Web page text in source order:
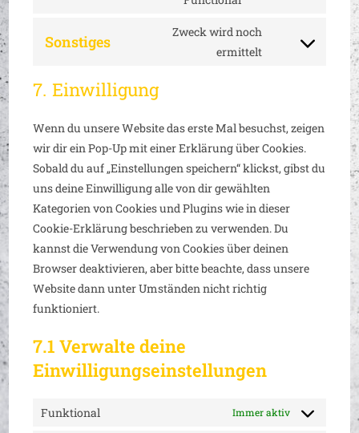
Sonstiges
Zweck wird noch
ermittelt
7. Einwilligung
Wenn du unsere Website das erste Mal besuchst, zeigen
wir dir ein Pop-Up mit einer Erklärung über Cookies.
Sobald du auf „Einstellungen speichern“ klickst, gibst du
uns deine Einwilligung alle von dir gewählten
Kategorien von Cookies und Plugins wie in dieser
Cookie-Erklärung beschrieben zu verwenden. Du
kannst die Verwendung von Cookies über deinen
Browser deaktivieren, aber bitte beachte, dass unsere
Website dann unter Umständen nicht richtig
funktioniert.
7.1 Verwalte deine
Einwilligungseinstellungen
Funktional Immer aktiv